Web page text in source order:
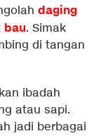
daging
bau. Simak
di tangan
ibadah
atau sapi.
jadi berbagai